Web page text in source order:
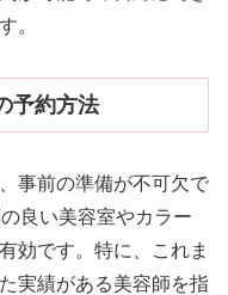
。
予約方法
事前の準備が不可欠で
良い美容室やカラー
効です。特に、これま
実績がある美容師を指